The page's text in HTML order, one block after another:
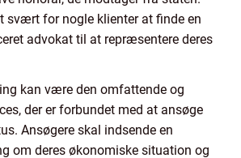
svært for nogle klienter at finde en
advokat til at repræsentere deres
kan være den omfattende og
der er forbundet med at ansøge
Ansøgere skal indsende en
om deres økonomiske situation og